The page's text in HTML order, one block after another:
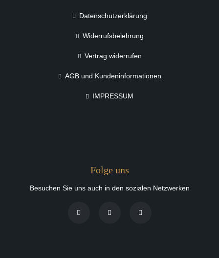
Datenschutzerklärung
Widerrufsbelehrung
Vertrag widerrufen
AGB und Kundeninformationen
IMPRESSUM
Folge uns
Besuchen Sie uns auch in den sozialen Netzwerken